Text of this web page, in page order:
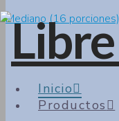
Inicio
Productos
Mediano (16 porciones)